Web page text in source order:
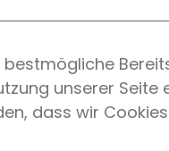
unserer Seite
dass wir